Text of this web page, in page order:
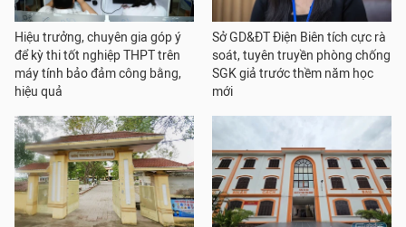
Hiệu trưởng, chuyên gia góp ý
để kỳ thi tốt nghiệp THPT trên
máy tính bảo đảm công bằng,
hiệu quả
Sở GD&ĐT Điện Biên tích cực rà
soát, tuyên truyền phòng chống
SGK giả trước thềm năm học
mới